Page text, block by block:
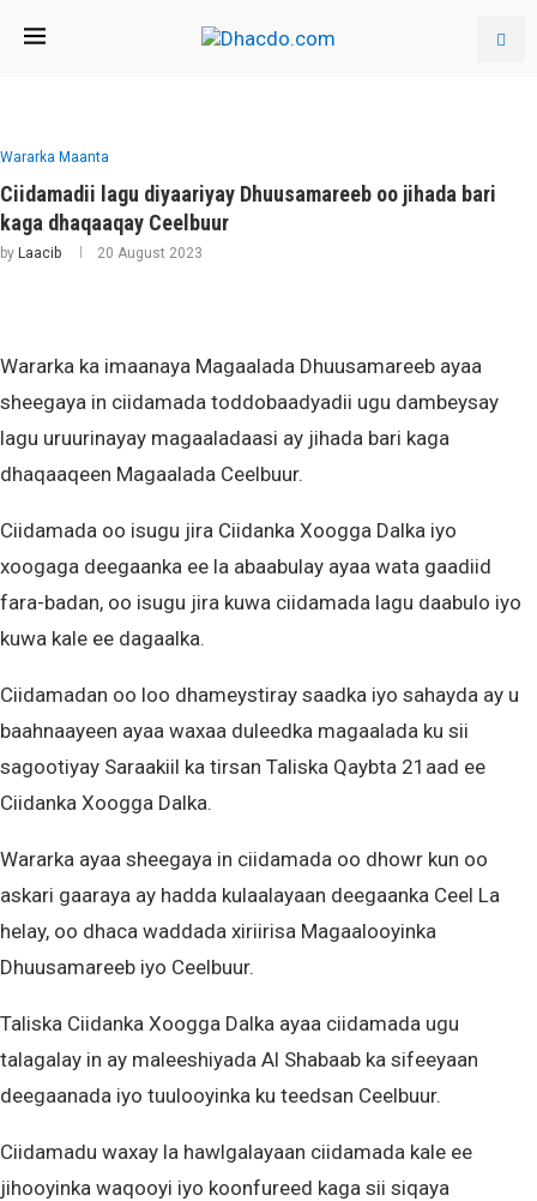
Wararka Maanta
Ciidamadii lagu diyaariyay Dhuusamareeb oo jihada bari
kaga dhaqaaqay Ceelbuur
by Laacib 20 August 2023
Wararka ka imaanaya Magaalada Dhuusamareeb ayaa
sheegaya in ciidamada toddobaadyadii ugu dambeysay
lagu uruurinayay magaaladaasi ay jihada bari kaga
dhaqaaqeen Magaalada Ceelbuur.
Ciidamada oo isugu jira Ciidanka Xoogga Dalka iyo
xoogaga deegaanka ee la abaabulay ayaa wata gaadiid
fara-badan, oo isugu jira kuwa ciidamada lagu daabulo iyo
kuwa kale ee dagaalka.
Ciidamadan oo loo dhameystiray saadka iyo sahayda ay u
baahnaayeen ayaa waxaa duleedka magaalada ku sii
sagootiyay Saraakiil ka tirsan Taliska Qaybta 21aad ee
Ciidanka Xoogga Dalka.
Wararka ayaa sheegaya in ciidamada oo dhowr kun oo
askari gaaraya ay hadda kulaalayaan deegaanka Ceel La
helay, oo dhaca waddada xiriirisa Magaalooyinka
Dhuusamareeb iyo Ceelbuur.
Taliska Ciidanka Xoogga Dalka ayaa ciidamada ugu
talagalay in ay maleeshiyada Al Shabaab ka sifeeyaan
deegaanada iyo tuulooyinka ku teedsan Ceelbuur.
Ciidamadu waxay la hawlgalayaan ciidamada kale ee
jihooyinka waqooyi iyo koonfureed kaga sii siqaya